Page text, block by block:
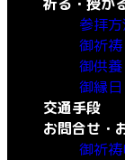
参拝
御祈祷
御供養
御縁日
交通手段
お問合せ・
御祈